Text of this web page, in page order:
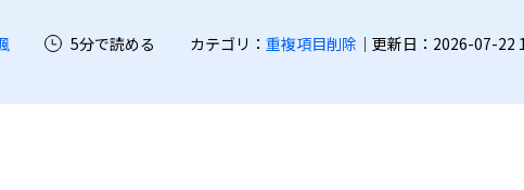
5分で読める カテゴリ： 重複項目削除 ｜更新日：2026-07-22